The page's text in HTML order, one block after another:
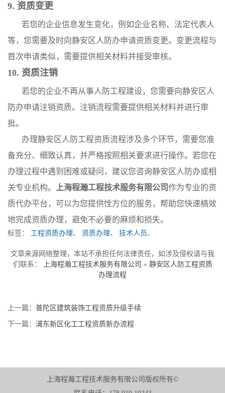
9. 资质变更
若您的企业信息发生变化，例如企业名称、法定代表人
等，您需要及时向静安区人防办申请资质变更。变更流程与
首次申请类似，需要提供相关材料并接受审核。
10. 资质注销
若您的企业不再从事人防工程建设，您需要向静安区人
防办申请注销资质。注销流程需要提供相关材料并进行审
批。
办理静安区人防工程资质流程涉及多个环节，需要您准
备充分、细致认真，并严格按照相关要求进行操作。若您在
办理过程中遇到困难或疑问，建议您咨询静安区人防办或相
关专业机构。
上海程瀚工程技术服务有限公司作为专业的资
质代办平台，可以为您提供恮方位的服务，帮助您快速槁效
地完成资质办理，避免不必要的麻烦和损失。
标签： 工程资质办理、 资质办理、 技术人员 、
文章来源网络整理，本站不承担任何法律责任，如涉及侵权请与我
们联系：
上海程瀚工程技术服务有限公司 » 静安区人防工程资质
办理流程
上一篇： 普陀区建筑装饰工程资质升级手续
下一篇： 浦东新区化工工程资质新办流程
上海程瀚工程技术服务有限公司版权所有©